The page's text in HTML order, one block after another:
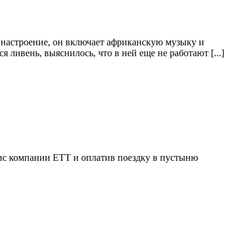
он включает африканскую музыку и
ливень, выяснилось, что в ней еще не работают [...]
компании ETT и оплатив поездку в пустыню